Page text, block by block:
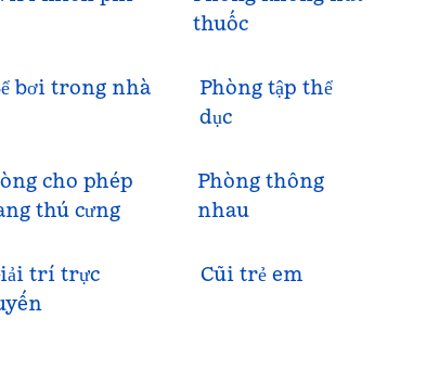
thuốc
bơi trong nhà
Phòng tập thể
dục
cho phép
thú cưng
Phòng thông
nhau
trí trực
Cũi trẻ em